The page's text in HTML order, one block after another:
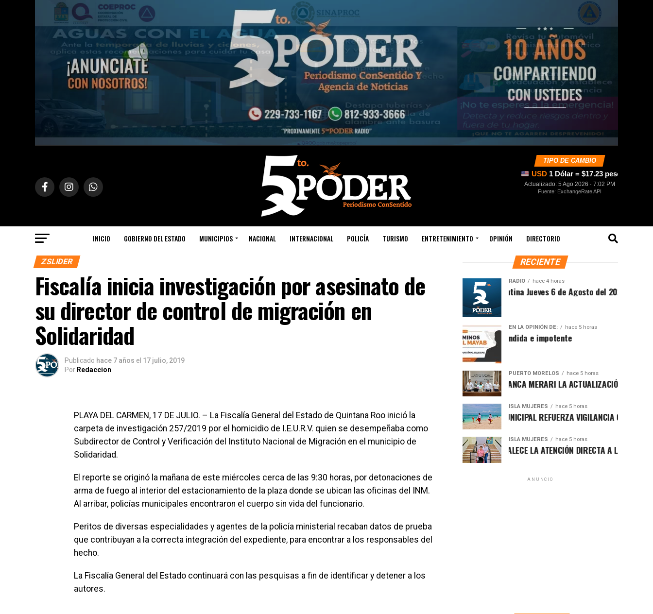
TIPO DE CAMBIO
USD 1 Dólar = $17.23 pesos
Actualizado: 5 Ago 2026 · 7:02 PM
Fuente: ExchangeRate API
INICIO GOBIERNO DEL ESTADO MUNICIPIOS NACIONAL INTERNACIONAL POLICÍA TURISMO ENTRETENIMIENTO OPINIÓN DIRECTORIO
ZSLIDER
Fiscalía inicia investigación por asesinato de
su director de control de migración en
Solidaridad
Publicado hace 7 años el 17 julio, 2019
Por Redaccion
PLAYA DEL CARMEN, 17 DE JULIO. – La Fiscalía General del Estado de Quintana Roo inició la
carpeta de investigación 257/2019 por el homicidio de I.E.U.R.V. quien se desempeñaba como
Subdirector de Control y Verificación del Instituto Nacional de Migración en el municipio de
Solidaridad.
El reporte se originó la mañana de este miércoles cerca de las 9:30 horas, por detonaciones de
arma de fuego al interior del estacionamiento de la plaza donde se ubican las oficinas del INM.
Al arribar, policías municipales encontraron el cuerpo sin vida del funcionario.
Peritos de diversas especialidades y agentes de la policía ministerial recaban datos de prueba
que contribuyan a la correcta integración del expediente, para encontrar a los responsables del
hecho.
La Fiscalía General del Estado continuará con las pesquisas a fin de identificar y detener a los
autores.
RECIENTE
RADIO hace 4 horas
Síntesis Matutina Jueves 6 de Agosto del 2026
EN LA OPINIÓN DE: hace 5 horas
Sociedad ofendida e impotente
PUERTO MORELOS hace 5 horas
PRESENTA BLANCA MERARI LA ACTUALIZACIÓN DEL ATLAS
ISLA MUJERES hace 5 horas
GOBIERNO MUNICIPAL REFUERZA VIGILANCIA CON
ISLA MUJERES hace 5 horas
ATENEA FORTALECE LA ATENCIÓN DIRECTA A LAS FAMILIAS
ANUNCIO